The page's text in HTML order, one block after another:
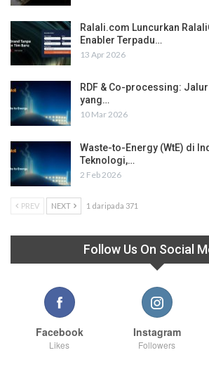
Ralali.com Luncurkan
Enabler Terpadu…
13 Apr 2026
RDF & Co-processing:
yang…
10 Mar 2026
Waste-to-Energy (WtE) di
Teknologi,…
2 Feb 2026
PREV NEXT 1 daripada 371
Follow Us On Social
Facebook
Likes
Instagram
Followers